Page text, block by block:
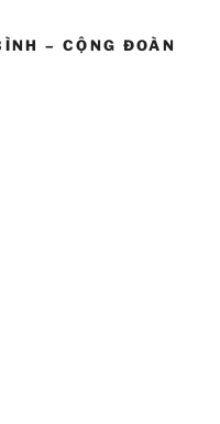
– CỘNG ĐOÀN